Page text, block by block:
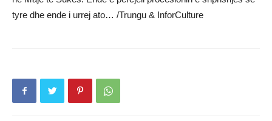
tyre dhe ende i urrej ato… /Trungu & InforCulture